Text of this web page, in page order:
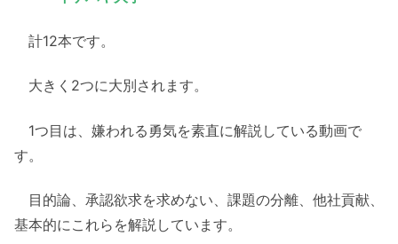
計12本です。
大きく2つに大別されます。
1つ目は、嫌われる勇気を素直に解説している動画で
す。
目的論、承認欲求を求めない、課題の分離、他社貢献、
基本的にこれらを解説しています。